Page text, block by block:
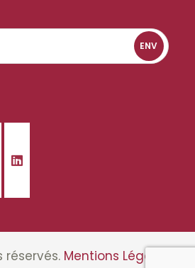
ENV
réservés. Mentions Légales